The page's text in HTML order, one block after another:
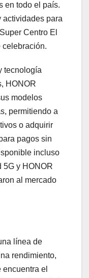
en todo el país.
actividades para
Centro El
celebración.
tecnología
HONOR
modelos
permitiendo a
o adquirir
pagos sin
incluso
5G y HONOR
al mercado
línea de
rendimiento,
el